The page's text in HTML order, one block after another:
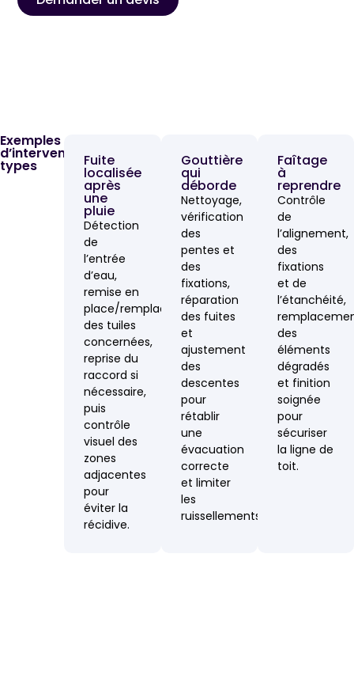
Exemples
d’interventions
types Fuite
localisée
après
une
pluie
Détection
de
l’entrée
d’eau,
remise en
place/remplacement
des tuiles
concernées,
reprise du
raccord si
nécessaire,
puis
contrôle
visuel des
zones
adjacentes
pour
éviter la
récidive.
Gouttière
qui
déborde
Nettoyage,
vérification
des
pentes et
des
fixations,
réparation
des fuites
et
ajustement
des
descentes
pour
rétablir
une
évacuation
correcte
et limiter
les
ruissellements.
Faîtage
à
reprendre
Contrôle
de
l’alignement,
des
fixations
et de
l’étanchéité,
des
éléments
dégradés
et finition
soignée
pour
sécuriser
la ligne de
toit.